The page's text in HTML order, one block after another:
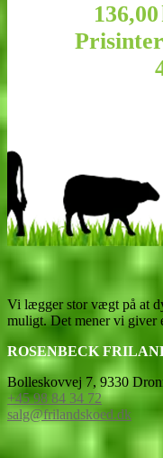
136,00
Vi lægger stor vægt på at
muligt. Det mener vi giver
ROSENBECK
Bolleskovvej 7, 9330
+45 98 84 34 72
salg@frilandskoed.dk